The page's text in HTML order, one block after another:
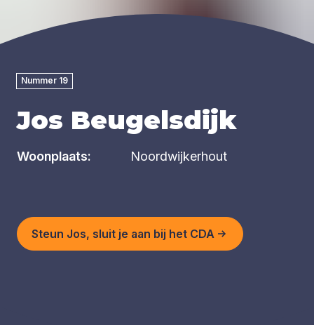
Nummer 19
Jos Beugelsdijk
Woonplaats: Noordwijkerhout
Steun Jos, sluit je aan bij het CDA